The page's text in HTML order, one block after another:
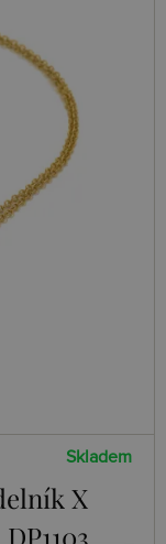
Skladem
X